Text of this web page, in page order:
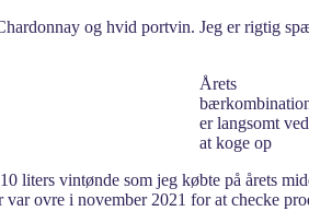
og hvid portvin. Jeg er rigtig
Årets
er langsomt ved
at koge op
liters vintønde som jeg købte på årets
ovre i november 2021 for at checke